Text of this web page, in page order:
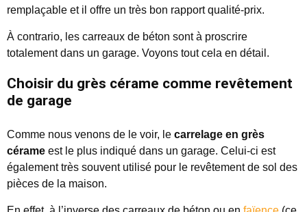
remplaçable et il offre un très bon rapport qualité-prix.
À contrario, les carreaux de béton sont à proscrire
totalement dans un garage. Voyons tout cela en détail.
Choisir du grès cérame comme revêtement
de garage
Comme nous venons de le voir, le carrelage en grès
cérame est le plus indiqué dans un garage. Celui-ci est
également très souvent utilisé pour le revêtement de sol des
pièces de la maison.